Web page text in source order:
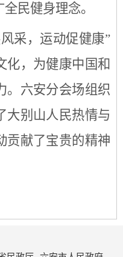
民健身理念。
采，运动促健康”
化，为健康中国和
。六安分会场组织
大别山人民热情与
贡献了宝贵的精神